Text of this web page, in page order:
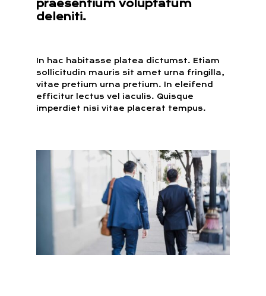
praesentium voluptatum
deleniti.
In hac habitasse platea dictumst. Etiam
sollicitudin mauris sit amet urna fringilla,
vitae pretium urna pretium. In eleifend
efficitur lectus vel iaculis. Quisque
imperdiet nisi vitae placerat tempus.